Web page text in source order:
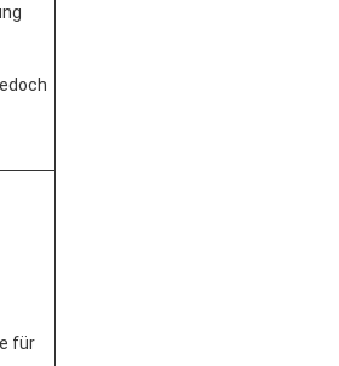
für